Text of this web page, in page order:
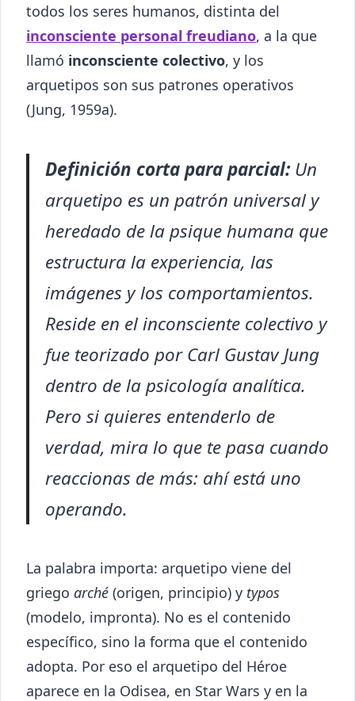
todos los seres humanos, distinta del
inconsciente personal freudiano, a la que
llamó inconsciente colectivo, y los
arquetipos son sus patrones operativos
(Jung, 1959a).
Definición corta para parcial:Un
arquetipo es un patrón universal y
heredado de la psique humana que
estructura la experiencia, las
imágenes y los comportamientos.
Reside en el inconsciente colectivo y
fue teorizado por Carl Gustav Jung
dentro de la psicología analítica.
Pero si quieres entenderlo de
verdad, mira lo que te pasa cuando
reaccionas de más: ahí está uno
operando.
La palabra importa: arquetipo viene del
griego arché (origen, principio) y typos
(modelo, impronta). No es el contenido
específico, sino la forma que el contenido
adopta. Por eso el arquetipo del Héroe
aparece en la Odisea, en Star Wars y en la